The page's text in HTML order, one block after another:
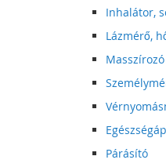
Inhalátor,
Lázmérő,
Masszírozó
Párásító